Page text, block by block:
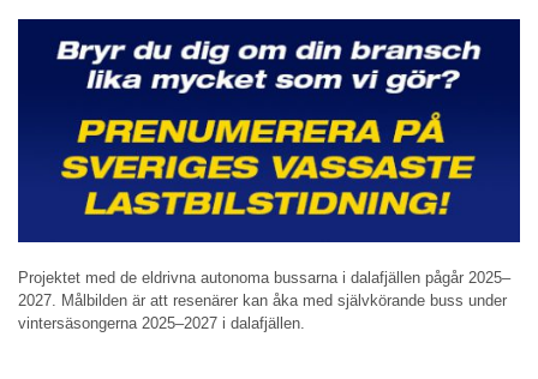
Projektet med de eldrivna autonoma bussarna i dalafjällen pågår 2025–
2027. Målbilden är att resenärer kan åka med självkörande buss under
vintersäsongerna 2025–2027 i dalafjällen.